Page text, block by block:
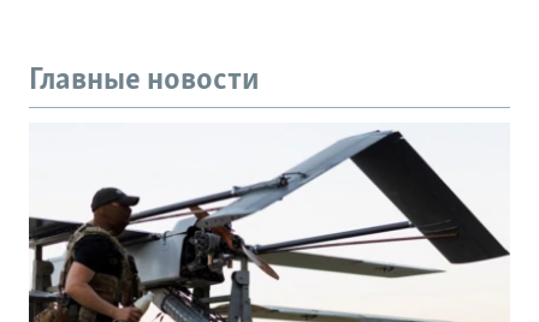
Главные новости